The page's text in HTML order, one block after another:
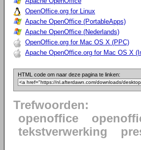
OpenOffice.org for Linux
Apache OpenOffice (PortableApps)
Apache OpenOffice (Nederlands)
OpenOffice.org for Mac OS X (PPC)
Apache OpenOffice.org for Mac OS X
HTML code om naar deze pagina te linken:
Trefwoorden:
openoffice
tekstverwerking